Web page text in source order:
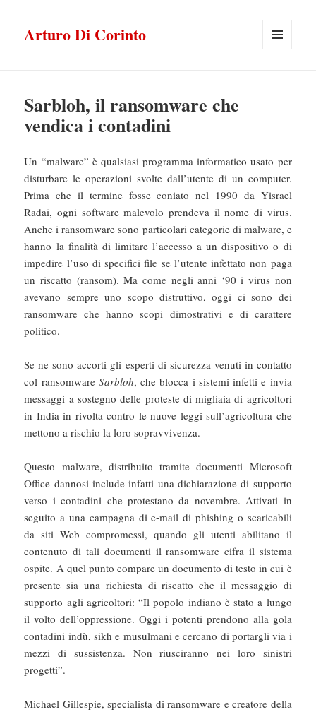
Arturo Di Corinto
Sarbloh, il ransomware che
vendica i contadini
Un “malware” è qualsiasi programma informatico usato per
disturbare le operazioni svolte dall’utente di un computer.
Prima che il termine fosse coniato nel 1990 da Yisrael
Radai, ogni software malevolo prendeva il nome di virus.
Anche i ransomware sono particolari categorie di malware, e
hanno la finalità di limitare l’accesso a un dispositivo o di
impedire l’uso di specifici file se l’utente infettato non paga
un riscatto (ransom). Ma come negli anni ‘90 i virus non
avevano sempre uno scopo distruttivo, oggi ci sono dei
ransomware che hanno scopi dimostrativi e di carattere
politico.
Se ne sono accorti gli esperti di sicurezza venuti in contatto
col ransomware Sarbloh, che blocca i sistemi infetti e invia
messaggi a sostegno delle proteste di migliaia di agricoltori
in India in rivolta contro le nuove leggi sull’agricoltura che
mettono a rischio la loro sopravvivenza.
Questo malware, distribuito tramite documenti Microsoft
Office dannosi include infatti una dichiarazione di supporto
verso i contadini che protestano da novembre. Attivati in
seguito a una campagna di e-mail di phishing o scaricabili
da siti Web compromessi, quando gli utenti abilitano il
contenuto di tali documenti il ransomware cifra il sistema
ospite. A quel punto compare un documento di testo in cui è
presente sia una richiesta di riscatto che il messaggio di
supporto agli agricoltori: “Il popolo indiano è stato a lungo
il volto dell’oppressione. Oggi i potenti prendono alla gola
contadini indù, sikh e musulmani e cercano di portargli via i
mezzi di sussistenza. Non riusciranno nei loro sinistri
progetti”.
Michael Gillespie, specialista di ransomware e creatore della